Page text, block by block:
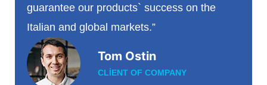
guarantee our products` success on the
Italian and global markets.”
Tom Ostin
CLIENT OF COMPANY